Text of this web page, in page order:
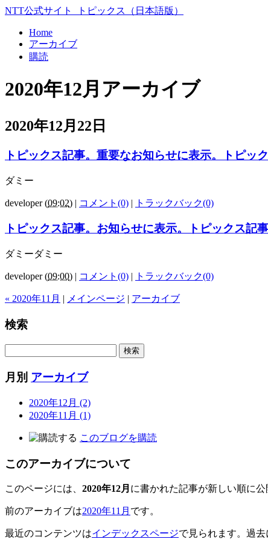
NTT公式サイト_トピックス（日本語版）
Home
アーカイブ
購読
2020年12月アーカイブ
2020年12月22日
トピックス記事。重要なお知らせに表示。トピッ
ダミー
developer(09:02) | コメント(0) | トラックバック(0)
トピックス記事。お知らせに表示。トピックス記
ダミーダミー
developer(09:00) | コメント(0) | トラックバック(0)
« 2020年11月 | メインページ | アーカイブ
検索
月別 アーカイブ
2020年12月 (2)
2020年11月 (1)
このブログを購読
このアーカイブについて
このページには、 2020年12月 に書かれた記事が新しい順に公
前のアーカイブは2020年11月 です。
最近のコンテンツはインデックスページで見られます。過